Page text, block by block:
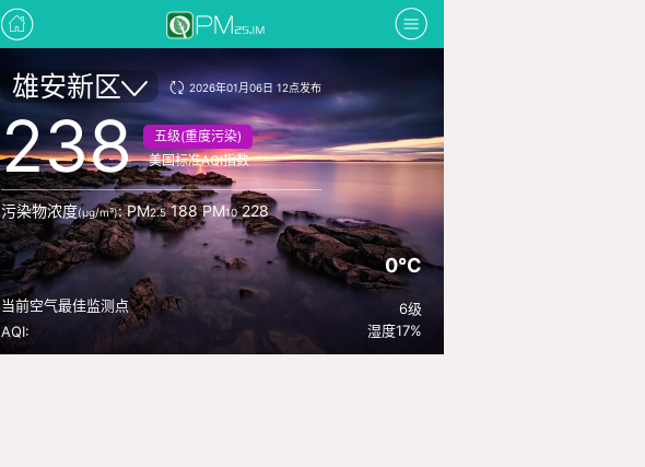
雄安新区 2026年01月06日 12点发布
238
五级(重度污染)
美国标准AQI指数
污染物浓度(μg/m³): PM2.5188 PM10228
当前空气最佳监测点
AQI:
0°C
6级
湿度17%